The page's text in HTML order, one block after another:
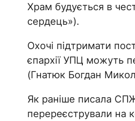
Храм будується в
сердець»).
Охочі підтримати
єпархії УПЦ можуть
(Гнатюк Богдан
Як раніше писала
перереєстрували на